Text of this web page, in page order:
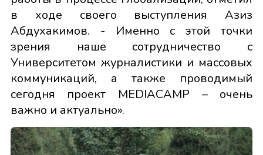
в ходе своего выступления Азиз
Абдухакимов. - Именно с этой точки
зрения наше сотрудничество с
Университетом журналистики и массовых
коммуникаций, а также проводимый
сегодня проект MEDIACAMP – очень
важно и актуально».